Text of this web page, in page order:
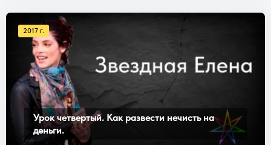
2017 г.
Урок четвертый. Как развести нечисть на
деньги.